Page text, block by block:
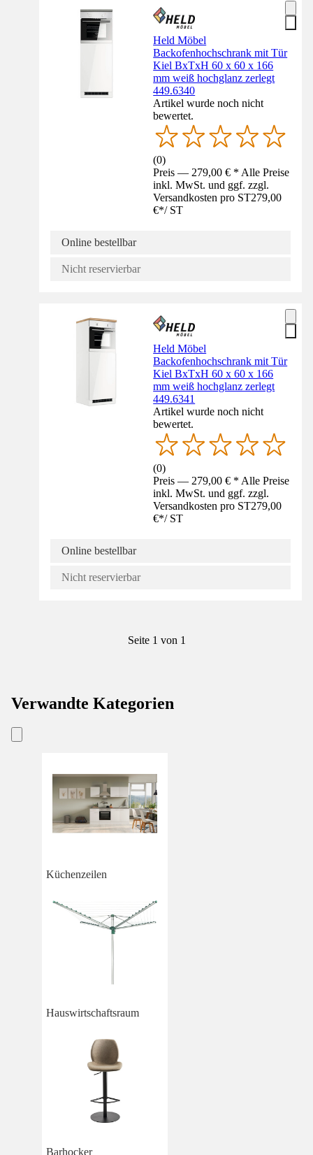
Held Möbel
Backofenhochschrank mit Tür
Kiel BxTxH 60 x 60 x 166
mm weiß hochglanz zerlegt
449.6340
Artikel wurde noch nicht
bewertet.
(0)
Preis — 279,00 € * Alle Preise
inkl. MwSt. und ggf. zzgl.
Versandkosten pro ST279,00
€*/ ST
Online bestellbar
Nicht reservierbar
Held Möbel
Backofenhochschrank mit Tür
Kiel BxTxH 60 x 60 x 166
mm weiß hochglanz zerlegt
449.6341
Artikel wurde noch nicht
bewertet.
(0)
Preis — 279,00 € * Alle Preise
inkl. MwSt. und ggf. zzgl.
Versandkosten pro ST279,00
€*/ ST
Online bestellbar
Nicht reservierbar
Seite 1 von 1
Verwandte Kategorien
Küchenzeilen
Hauswirtschaftsraum
Barhocker